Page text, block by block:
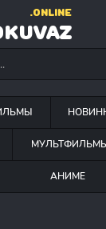
.ONLINE
АНИМЕ